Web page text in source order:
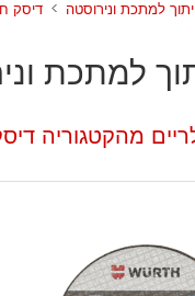
למתכת ונירוסטה דיסק
ונירוסטה
מהקטגוריה דיסק